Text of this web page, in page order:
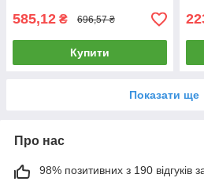
585,12 ₴ 696,57 ₴
Купити
Показати ще
Про нас
98% позитивних з 190 відгуків